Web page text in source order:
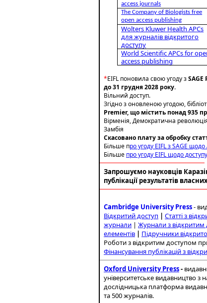
access journals
The Company of Biologists free
open access publishing
Wolters Kluwer Health APCs
для журналів відкритого
доступу
World Scientific APCs for
access publishing
*EIFL поновила свою угоду з
до 31 грудня 2028 року.
Вільний доступ.
Згідно з оновленою угодою,
Premier, що містить понад 935
Вірменія, Демократична
Замбія
Скасовано плату за обробку
Більше про угоду EIFL з SAGE
Більше про угоду EIFL щодо
Запрошуємо науковців
публікації результатів
Cambridge University Press-
Відкритий доступ | Статті з
журнали | Журнали з відкритим
елементів | Підручники
Роботи з відкритим доступом
Фінансування публікацій з
Oxford University Press-
університетське видавництво
дослідницька платформа
та 500 журналів.